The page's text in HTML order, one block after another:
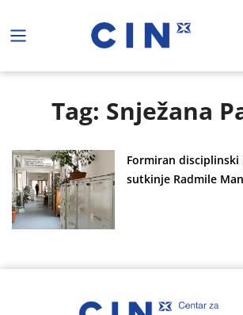
Tag: Snježana
Formiran
sutkinje Radmile